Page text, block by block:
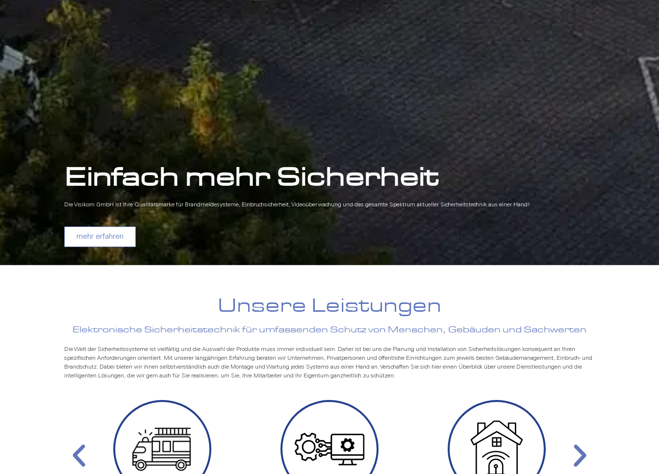
Einfach mehr Sicherheit
Die Visikom GmbH ist Ihre Qualitätsmarke für Brandmeldesysteme, Einbruchsicherheit, Videoüberwachung und das gesamte Spektrum aktueller Sicherheitstechnik aus einer Hand!
mehr erfahren
Unsere Leistungen
Elektronische Sicherheitstechnik für umfassenden Schutz von Menschen, Gebäuden und Sachwerten
Die Welt der Sicherheitssysteme ist vielfältig und die Auswahl der Produkte muss immer individuell sein. Daher ist bei uns die Planung und Installation von Sicherheitslösungen konsequent an Ihren
spezifischen Anforderungen orientiert. Mit unserer langjährigen Erfahrung beraten wir Unternehmen, Privatpersonen und öffentliche Einrichtungen zum jeweils besten Gebäudemanagement, Einbruch- und
Brandschutz. Dabei bieten wir ihnen selbstverständlich auch die Montage und Wartung jedes Systems aus einer Hand an. Verschaffen Sie sich hier einen Überblick über unsere Dienstleistungen und die
intelligenten Lösungen, die wir gern auch für Sie realisieren, um Sie, Ihre Mitarbeiter und Ihr Eigentum ganzheitlich zu schützen: